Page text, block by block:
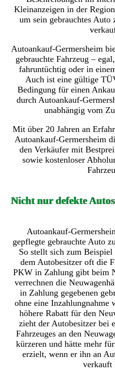
Kleinanzeigen in der
um sein gebrauchtes Auto
Autoankauf-Germersheim
gebrauchte Fahrzeug –
fahruntüchtig oder in
Auch ist eine gültige
Bedingung für einen
durch Autoankauf-
unabhängig vom
Mit über 20 Jahren an
Autoankauf-Germersheim
den Verkäufer mit
sowie kostenloser
Nicht nur defekte
Autoankauf-
gepflegte gebrauchte Auto
So stellt sich zum
dem Autobesitzer oft die
PKW in Zahlung gibt beim
verrechnen die
in Zahlung gegebenen
ohne eine Inzahlungnahme
höhere Rabatt für den
zieht der Autobesitzer bei
Fahrzeuges an den
kürzeren und hätte mehr
erzielt, wenn er ihn an
verkauft